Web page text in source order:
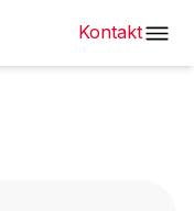
Kontakt